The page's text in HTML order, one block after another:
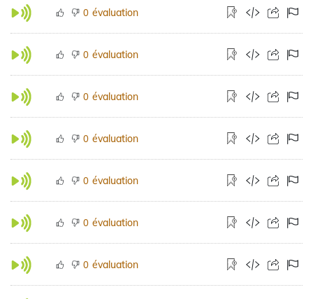
0 évaluation
0 évaluation
0 évaluation
0 évaluation
0 évaluation
0 évaluation
0 évaluation